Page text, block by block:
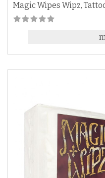
Magic Wipes Wipz,